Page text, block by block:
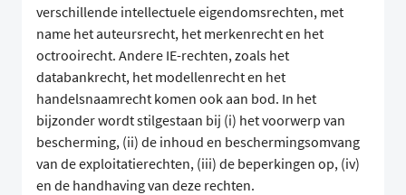
verschillende intellectuele eigendomsrechten, met
name het auteursrecht, het merkenrecht en het
octrooirecht. Andere IE-rechten, zoals het
databankrecht, het modellenrecht en het
handelsnaamrecht komen ook aan bod. In het
bijzonder wordt stilgestaan bij (i) het voorwerp van
bescherming, (ii) de inhoud en beschermingsomvang
van de exploitatierechten, (iii) de beperkingen op, (iv)
en de handhaving van deze rechten.